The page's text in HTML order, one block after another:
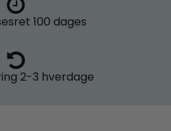
100 dages
2-3 hverdage